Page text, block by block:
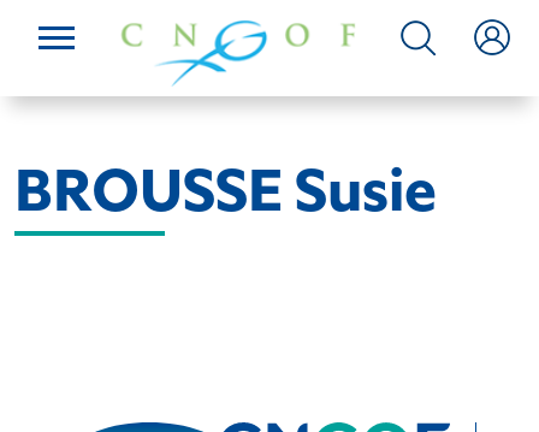
BROUSSE Susie